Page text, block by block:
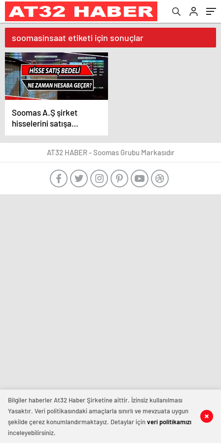
soomasinsaat etiketi için sonuçlar
Soomas A.Ş şirket
hisselerini satışa
çıkarmayı planlıyor
AT32 HABER - Soomas Grubu Markasıdır
Bilgiler haberler At32 Haber Şirketine aittir. İzinsiz kullanılması
Yasaktır. Veri politikasındaki amaçlarla sınırlı ve mevzuata uygun
şekilde çerez konumlandırmaktayız. Detaylar içinveri politikamızı
inceleyebilirsiniz.